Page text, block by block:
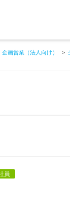
企画営業（法人向け）
員